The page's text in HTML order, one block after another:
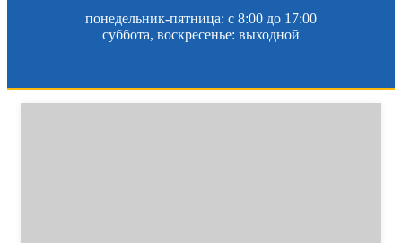
понедельник-пятница: c 8:00 до 17:00
суббота, воскресенье: выходной